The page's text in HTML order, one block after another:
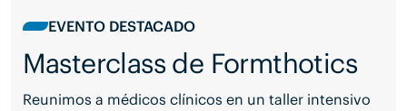
EVENTO DESTACADO
Masterclass de Formthotics
Reunimos a médicos clínicos en un taller intensivo